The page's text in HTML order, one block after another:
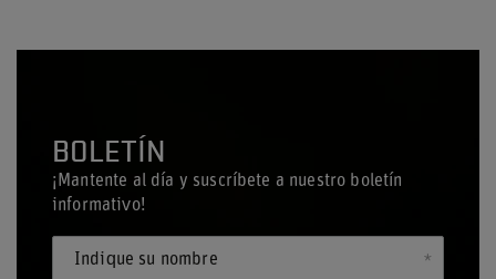
BOLETÍN
¡Mantente al día y suscríbete a nuestro boletín
informativo!
Indique su nombre